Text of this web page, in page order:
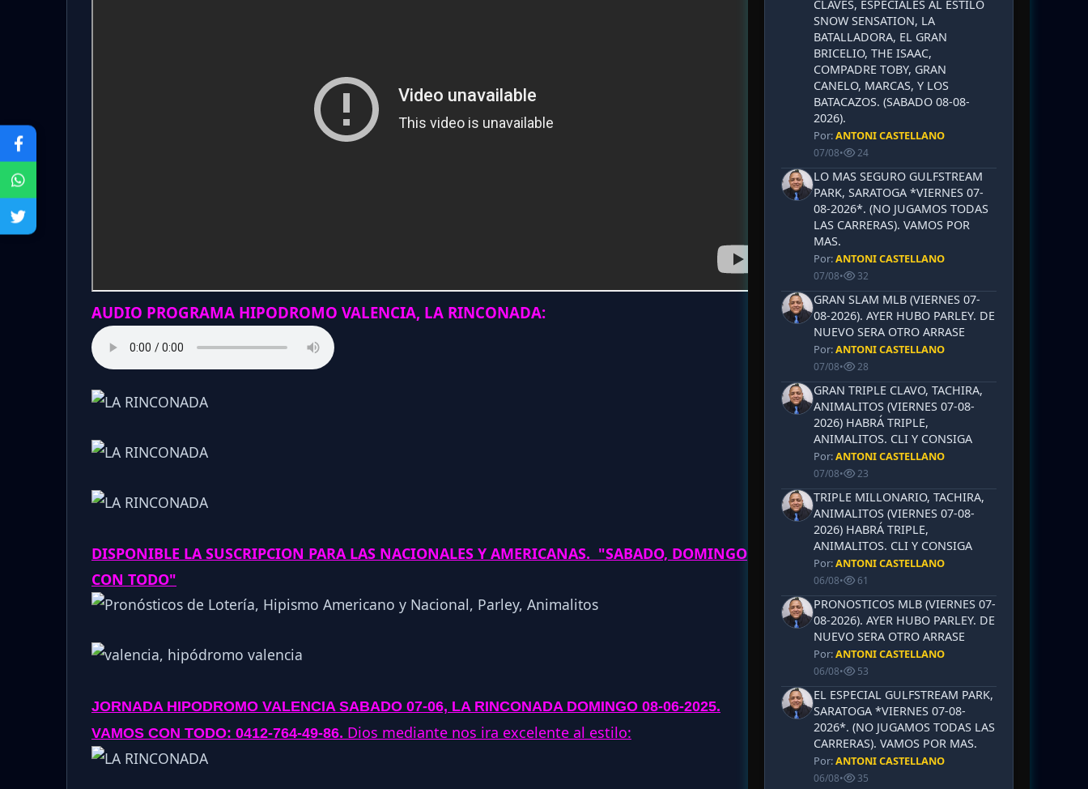
AUDIO PROGRAMA HIPODROMO VALENCIA, LA RINCONADA:
DISPONIBLE LA SUSCRIPCION PARA LAS NACIONALES Y AMERICANAS. "SABADO, DOMINGO
CON TODO"
JORNADA HIPODROMO VALENCIA SABADO 07-06, LA RINCONADA DOMINGO 08-06-2025.
VAMOS CON TODO: 0412-764-49-86. Dios mediante nos ira excelente al estilo:
CLAVES, ESPECIALES AL ESTILO
SNOW SENSATION, LA
BATALLADORA, EL GRAN
BRICELIO, THE ISAAC,
COMPADRE TOBY, GRAN
CANELO, MARCAS, Y LOS
BATACAZOS. (SABADO 08-08-
2026).
Por:ANTONI CASTELLANO
07/08• 24
LO MAS SEGURO GULFSTREAM
PARK, SARATOGA *VIERNES 07-
08-2026*. (NO JUGAMOS TODAS
LAS CARRERAS). VAMOS POR
MAS.
Por:ANTONI CASTELLANO
07/08• 32
GRAN SLAM MLB (VIERNES 07-
08-2026). AYER HUBO PARLEY. DE
NUEVO SERA OTRO ARRASE
Por:ANTONI CASTELLANO
07/08• 28
GRAN TRIPLE CLAVO, TACHIRA,
ANIMALITOS (VIERNES 07-08-
2026) HABRÁ TRIPLE,
ANIMALITOS. CLI Y CONSIGA
Por:ANTONI CASTELLANO
07/08• 23
TRIPLE MILLONARIO, TACHIRA,
ANIMALITOS (VIERNES 07-08-
2026) HABRÁ TRIPLE,
ANIMALITOS. CLI Y CONSIGA
Por:ANTONI CASTELLANO
06/08• 61
PRONOSTICOS MLB (VIERNES 07-
08-2026). AYER HUBO PARLEY. DE
NUEVO SERA OTRO ARRASE
Por:ANTONI CASTELLANO
06/08• 53
EL ESPECIAL GULFSTREAM PARK,
SARATOGA *VIERNES 07-08-
2026*. (NO JUGAMOS TODAS LAS
CARRERAS). VAMOS POR MAS.
Por:ANTONI CASTELLANO
06/08• 35